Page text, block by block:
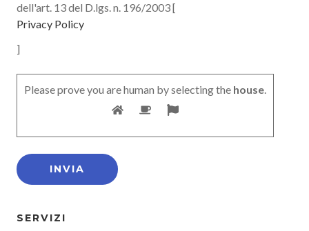
dell'art. 13 del D.lgs. n. 196/2003 [
Privacy Policy
]
Please prove you are human by selecting the house.
SERVIZI